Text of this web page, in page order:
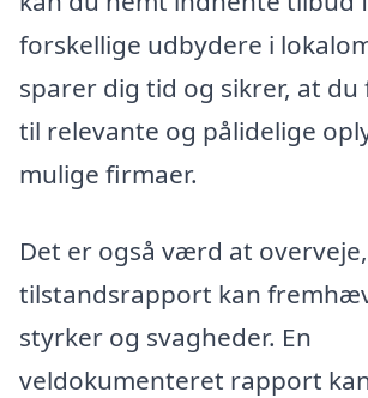
forskellige udbydere i
sparer dig tid og sikrer, at du
til relevante og pålidelige
mulige firmaer.
Det er også værd at
tilstandsrapport kan
styrker og svagheder. En
veldokumenteret rapport